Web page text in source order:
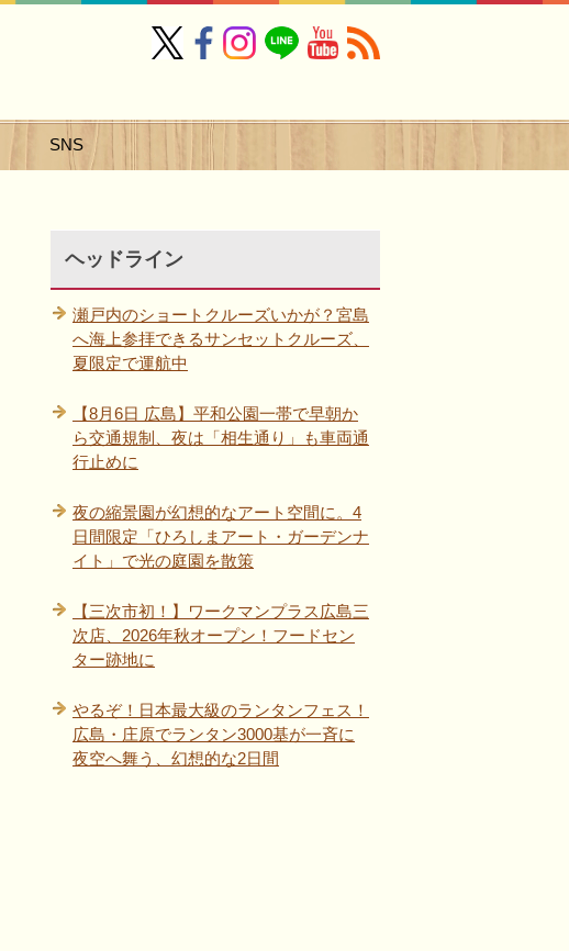
SNS
ヘッドライン
瀬戸内のショートクルーズいかが？宮島
へ海上参拝できるサンセットクルーズ、
夏限定で運航中
【8月6日 広島】平和公園一帯で早朝か
ら交通規制、夜は「相生通り」も車両通
行止めに
夜の縮景園が幻想的なアート空間に。4
日間限定「ひろしまアート・ガーデンナ
イト」で光の庭園を散策
【三次市初！】ワークマンプラス広島三
次店、2026年秋オープン！フードセン
ター跡地に
やるぞ！日本最大級のランタンフェス！
広島・庄原でランタン3000基が一斉に
夜空へ舞う、幻想的な2日間